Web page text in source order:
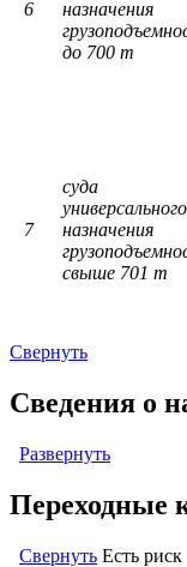
6
назначения
до 700 т
7
суда
универсального
назначения
свыше 701 т
Свернуть
Сведения о
Развернуть
Переходные
Свернуть Есть риск